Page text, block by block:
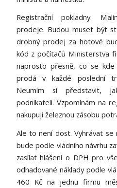
Registrační pokladny.
prodeje. Budou muset být
drobný prodej za hotové
kód z počítačů Ministerstva
naprosto přesně, co se
prodá v každé poslední
Neumím si představit,
podnikateli. Vzpomínám na
nakupuji železnou zásobu
Ale to není dost. Vyhrávat
bude podle vládního návrhu
zasílat hlášení o DPH pro
odhadované náklady podle
460 Kč na jednu firmu